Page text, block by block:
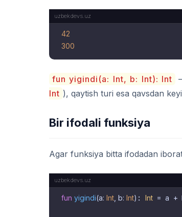
42
300
fun yigindi(a: Int, b: Int): Int
Int ), qaytish turi esa qavsdan
Bir ifodali funksiya
Agar funksiya bitta ifodadan
fun yigindi(a: Int , b: Int) : Int = a +